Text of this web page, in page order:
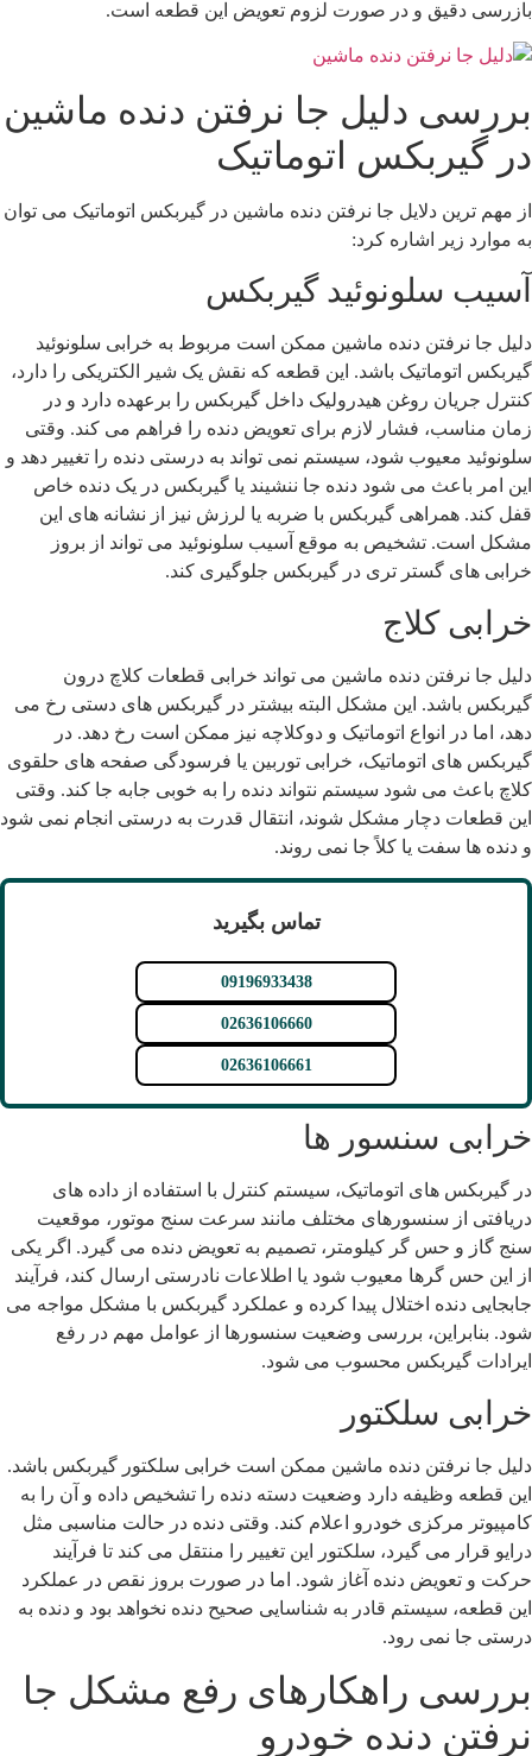
دقیق و در صورت لزوم تعویض این قطعه است.
دلیل جا نرفتن دنده ماشین
گیربکس اتوماتیک
مهم ترین دلایل جا نرفتن دنده ماشین در گیربکس اتوماتیک می توان
موارد زیر اشاره کرد:
سلونوئید گیربکس
جا نرفتن دنده ماشین ممکن است مربوط به خرابی سلونوئید
اتوماتیک باشد. این قطعه که نقش یک شیر الکتریکی را دارد،
جریان روغن هیدرولیک داخل گیربکس را برعهده دارد و در
مناسب، فشار لازم برای تعویض دنده را فراهم می کند. وقتی
معیوب شود، سیستم نمی تواند به درستی دنده را تغییر دهد و
امر باعث می شود دنده جا ننشیند یا گیربکس در یک دنده خاص
کند. همراهی گیربکس با ضربه یا لرزش نیز از نشانه های این
است. تشخیص به موقع آسیب سلونوئید می تواند از بروز
های گستر تری در گیربکس جلوگیری کند.
کلاج
جا نرفتن دنده ماشین می تواند خرابی قطعات کلاچ درون
باشد. این مشکل البته بیشتر در گیربکس های دستی رخ می
اما در انواع اتوماتیک و دوکلاچه نیز ممکن است رخ دهد. در
های اتوماتیک، خرابی توربین یا فرسودگی صفحه های حلقوی
باعث می شود سیستم نتواند دنده را به خوبی جابه جا کند. وقتی
قطعات دچار مشکل شوند، انتقال قدرت به درستی انجام نمی شود
دنده ها سفت یا کلاً جا نمی روند.
تماس بگیرید
09196933438
02636106660
02636106661
سنسور ها
گیربکس های اتوماتیک، سیستم کنترل با استفاده از داده های
از سنسورهای مختلف مانند سرعت سنج موتور، موقعیت
گاز و حس گر کیلومتر، تصمیم به تعویض دنده می گیرد. اگر یکی
این حس گرها معیوب شود یا اطلاعات نادرستی ارسال کند، فرآیند
دنده اختلال پیدا کرده و عملکرد گیربکس با مشکل مواجه می
بنابراین، بررسی وضعیت سنسورها از عوامل مهم در رفع
گیربکس محسوب می شود.
سلکتور
جا نرفتن دنده ماشین ممکن است خرابی سلکتور گیربکس باشد.
قطعه وظیفه دارد وضعیت دسته دنده را تشخیص داده و آن را به
مرکزی خودرو اعلام کند. وقتی دنده در حالت مناسبی مثل
قرار می گیرد، سلکتور این تغییر را منتقل می کند تا فرآیند
و تعویض دنده آغاز شود. اما در صورت بروز نقص در عملکرد
قطعه، سیستم قادر به شناسایی صحیح دنده نخواهد بود و دنده به
جا نمی رود.
راهکارهای رفع مشکل جا
دنده خودرو